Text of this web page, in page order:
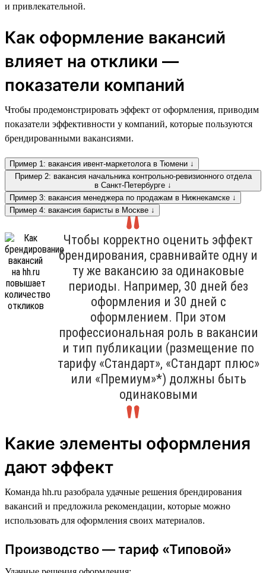
и привлекательной.
Как оформление вакансий
влияет на отклики —
показатели компаний
Чтобы продемонстрировать эффект от оформления, приводим
показатели эффективности у компаний, которые пользуются
брендированными вакансиями.
Пример 1: вакансия ивент-маркетолога в Тюмени ↓
Пример 2: вакансия начальника контрольно-ревизионного отдела
в Санкт-Петербурге ↓
Пример 3: вакансия менеджера по продажам в Нижнекамске ↓
Пример 4: вакансия баристы в Москве ↓
Чтобы корректно оценить эффект
брендирования, сравнивайте одну и
ту же вакансию за одинаковые
периоды. Например, 30 дней без
оформления и 30 дней с
оформлением. При этом
профессиональная роль в вакансии
и тип публикации (размещение по
тарифу «Стандарт», «Стандарт плюс»
или «Премиум»*) должны быть
одинаковыми
Какие элементы оформления
дают эффект
Команда hh.ru разобрала удачные решения брендирования
вакансий и предложила рекомендации, которые можно
использовать для оформления своих материалов.
Производство — тариф «Типовой»